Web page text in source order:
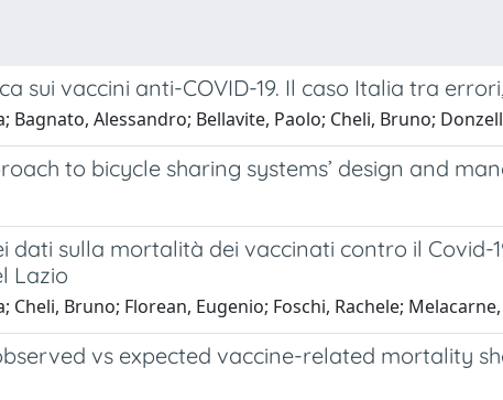
sui vaccini anti-COVID-19. Il caso Italia tra
Bagnato, Alessandro; Bellavite, Paolo; Cheli, Bruno;
to bicycle sharing systems’ design and
dati sulla mortalità dei vaccinati contro il
Lazio
Cheli, Bruno; Florean, Eugenio; Foschi, Rachele;
vs expected vaccine-related mortality